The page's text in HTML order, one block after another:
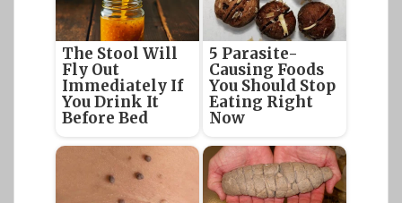
The Stool Will
Fly Out
Immediately If
You Drink It
Before Bed
5 Parasite-
Causing Foods
You Should Stop
Eating Right
Now